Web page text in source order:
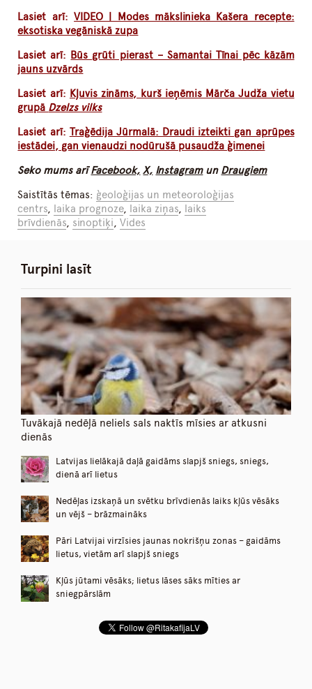
Lasiet arī:VIDEO | Modes mākslinieka Kašera recepte:
eksotiska vegāniskā zupa
Lasiet arī: Būs grūti pierast – Samantai Tīnai pēc kāzām
jauns uzvārds
Lasiet arī: Kļuvis zināms, kurš ieņēmis Mārča Judža vietu
grupā Dzelzs vilks
Lasiet arī: Traģēdija Jūrmalā: Draudi izteikti gan aprūpes
iestādei, gan vienaudzi nodūrušā pusaudža ģimenei
Seko mums arīFacebook, X, Instagramun Draugiem
Saistītās tēmas: ģeoloģijas un meteoroloģijas
centrs, laika prognoze, laika ziņas, laiks
brīvdienās, sinoptiķi,Vides
Turpini lasīt
Tuvākajā nedēļā neliels sals naktīs mīsies ar atkusni
dienās
Latvijas lielākajā daļā gaidāms slapjš sniegs, sniegs,
dienā arī lietus
Nedēļas izskaņā un svētku brīvdienās laiks kļūs vēsāks
un vējš – brāzmaināks
Pāri Latvijai virzīsies jaunas nokrišņu zonas – gaidāms
lietus, vietām arī slapjš sniegs
Kļūs jūtami vēsāks; lietus lāses sāks mīties ar
sniegpārslām